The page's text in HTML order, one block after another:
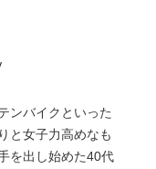
ンバイクといった
と女子力高めなも
を出し始めた40代